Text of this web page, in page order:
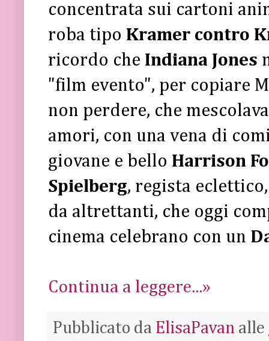
concentrata sui cartoni
roba tipo Kramer contro
ricordo che Indiana Jones
"film evento", per copiare
non perdere, che
amori, con una vena di
giovane e bello Harrison
Spielberg, regista
da altrettanti, che oggi
cinema celebrano con un
Continua a leggere...»
Pubblicato da ElisaPavan alle